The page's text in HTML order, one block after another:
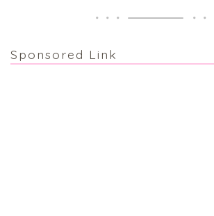
Sponsored Link